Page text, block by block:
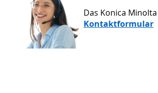
Das Konica
Kontaktformular